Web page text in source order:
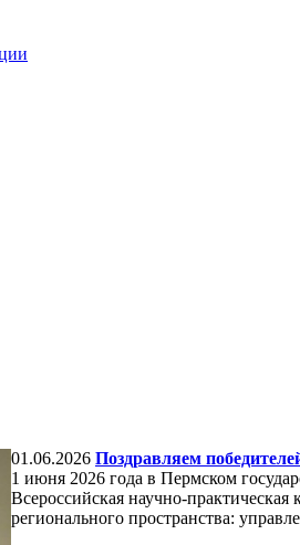
01.06.2026 Поздравляем
1 июня 2026 года в Пермском
Всероссийская научно-
регионального пространства: